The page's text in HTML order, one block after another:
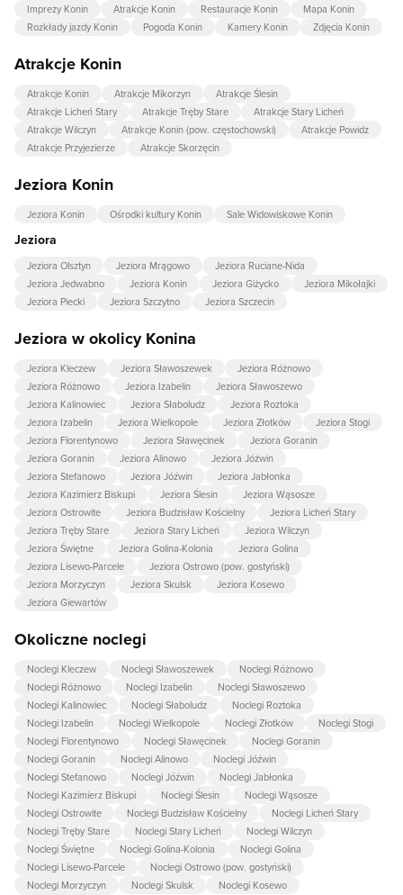
Imprezy Konin Atrakcje Konin Restauracje Konin
Mapa Konin
Rozkłady jazdy Konin
Pogoda Konin Kamery Konin Zdjęcia Konin
Atrakcje Konin
Atrakcje Konin Atrakcje Mikorzyn
Atrakcje Ślesin
Atrakcje Licheń Stary
Atrakcje Tręby Stare
Atrakcje Stary Licheń
Atrakcje Wilczyn
Atrakcje Konin (pow. częstochowski)
Atrakcje Powidz
Atrakcje Przyjezierze
Atrakcje Skorzęcin
Jeziora Konin
Jeziora Konin Ośrodki kultury Konin Sale Widowiskowe Konin
Jeziora
Jeziora Olsztyn Jeziora Mrągowo
Jeziora Ruciane-Nida
Jeziora Jedwabno
Jeziora Konin Jeziora Giżycko
Jeziora Mikołajki
Jeziora Piecki
Jeziora Szczytno Jeziora Szczecin
Jeziora w okolicy Konina
Jeziora Kleczew Jeziora Sławoszewek
Jeziora Różnowo
Jeziora Różnowo
Jeziora Izabelin
Jeziora Sławoszewo
Jeziora Kalinowiec
Jeziora Słaboludz
Jeziora Roztoka
Jeziora Izabelin
Jeziora Wielkopole Jeziora Złotków
Jeziora Stogi
Jeziora Florentynowo
Jeziora Sławęcinek
Jeziora Goranin
Jeziora Goranin
Jeziora Alinowo
Jeziora Jóźwin
Jeziora Stefanowo
Jeziora Jóźwin
Jeziora Jabłonka
Jeziora Kazimierz Biskupi
Jeziora Ślesin
Jeziora Wąsosze
Jeziora Ostrowite
Jeziora Budzisław Kościelny
Jeziora Licheń Stary
Jeziora Tręby Stare
Jeziora Stary Licheń
Jeziora Wilczyn
Jeziora Świętne
Jeziora Golina-Kolonia
Jeziora Golina
Jeziora Lisewo-Parcele
Jeziora Ostrowo (pow. gostyński)
Jeziora Morzyczyn
Jeziora Skulsk
Jeziora Kosewo
Jeziora Giewartów
Okoliczne noclegi
Noclegi Kleczew Noclegi Sławoszewek
Noclegi Różnowo
Noclegi Różnowo
Noclegi Izabelin
Noclegi Sławoszewo
Noclegi Kalinowiec
Noclegi Słaboludz
Noclegi Roztoka
Noclegi Izabelin
Noclegi Wielkopole Noclegi Złotków
Noclegi Stogi
Noclegi Florentynowo
Noclegi Sławęcinek
Noclegi Goranin
Noclegi Goranin
Noclegi Alinowo
Noclegi Jóźwin
Noclegi Stefanowo
Noclegi Jóźwin
Noclegi Jabłonka
Noclegi Kazimierz Biskupi
Noclegi Ślesin
Noclegi Wąsosze
Noclegi Ostrowite
Noclegi Budzisław Kościelny
Noclegi Licheń Stary
Noclegi Tręby Stare
Noclegi Stary Licheń
Noclegi Wilczyn
Noclegi Świętne
Noclegi Golina-Kolonia
Noclegi Golina
Noclegi Lisewo-Parcele
Noclegi Ostrowo (pow. gostyński)
Noclegi Morzyczyn
Noclegi Skulsk
Noclegi Kosewo